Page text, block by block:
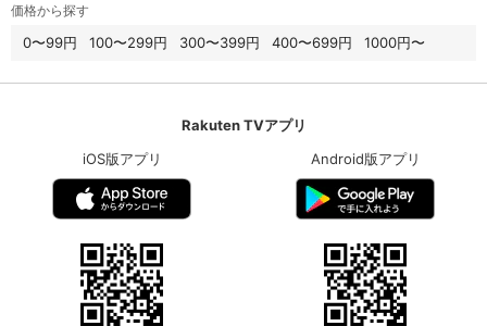
価格から探す
0〜99円 100〜299円 300〜399円 400〜699円 1000円〜
Rakuten TVアプリ
iOS版アプリ
Android版アプリ